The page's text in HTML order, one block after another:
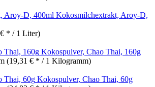
Kokosmilchextrakt, Aroy-D,
* / 1 Liter)
Kokospulver, Chao Thai, 160g
(19,31 € * / 1 Kilogramm)
Kokospulver, Chao Thai, 60g